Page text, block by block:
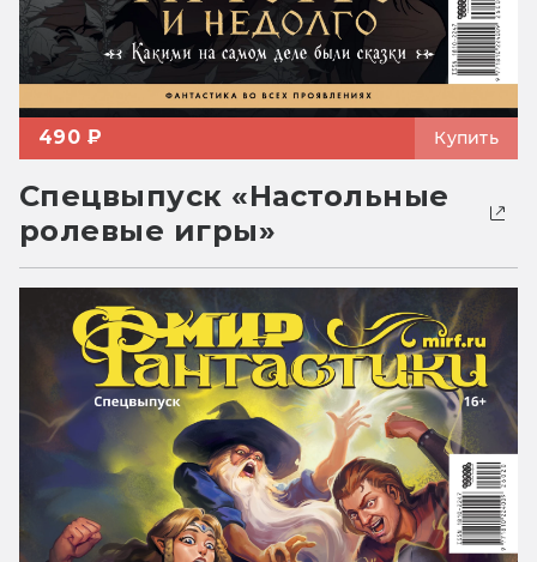
490 ₽ Купить
Спецвыпуск «Настольные
ролевые игры»